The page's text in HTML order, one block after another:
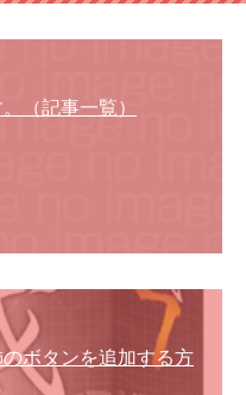
（記事一覧）
ボタンを追加する方